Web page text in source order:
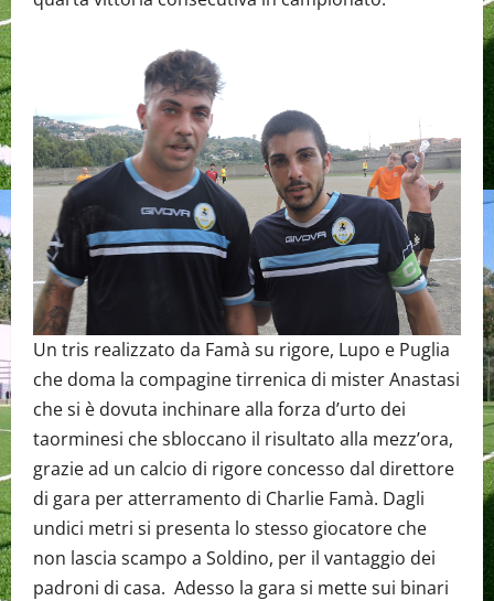
Un tris realizzato da Famà su rigore, Lupo e Puglia
che doma la compagine tirrenica di mister Anastasi
che si è dovuta inchinare alla forza d’urto dei
taorminesi che sbloccano il risultato alla mezz’ora,
grazie ad un calcio di rigore concesso dal direttore
di gara per atterramento di Charlie Famà. Dagli
undici metri si presenta lo stesso giocatore che
non lascia scampo a Soldino, per il vantaggio dei
padroni di casa. Adesso la gara si mette sui binari